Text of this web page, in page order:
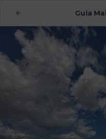
Guia